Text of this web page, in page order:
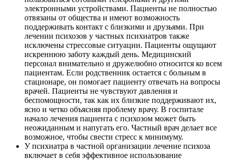
электронными устройствами. Пациенты не полностью
отвязаны от общества и имеют возможность
поддерживать контакт с близкими и друзьями. При
лечении психозов у частных психиатров также
исключены стрессовые ситуации. Пациенты ощущают
искреннюю заботу каждый день. Медицинский
персонал внимательно и дружелюбно относится ко всем
пациентам. Если родственник остается с больным в
стационаре, он помогает пациенту отвечать на вопросы
врачей. Пациенты не чувствуют давления и
беспомощности, так как их близкие поддерживают их,
ясно и четко объясняя проблему врачу. В госпитале
начало лечения пациента с психозом может быть
неожиданным и напугать его. Частный врач делает все
возможное, чтобы свести стресс к минимуму.
У психиатра в частной организации лечение психоза
включает в себя эффективное использование